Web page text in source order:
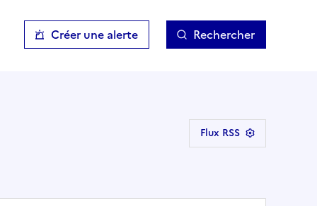
Créer une alerte Rechercher
Flux RSS